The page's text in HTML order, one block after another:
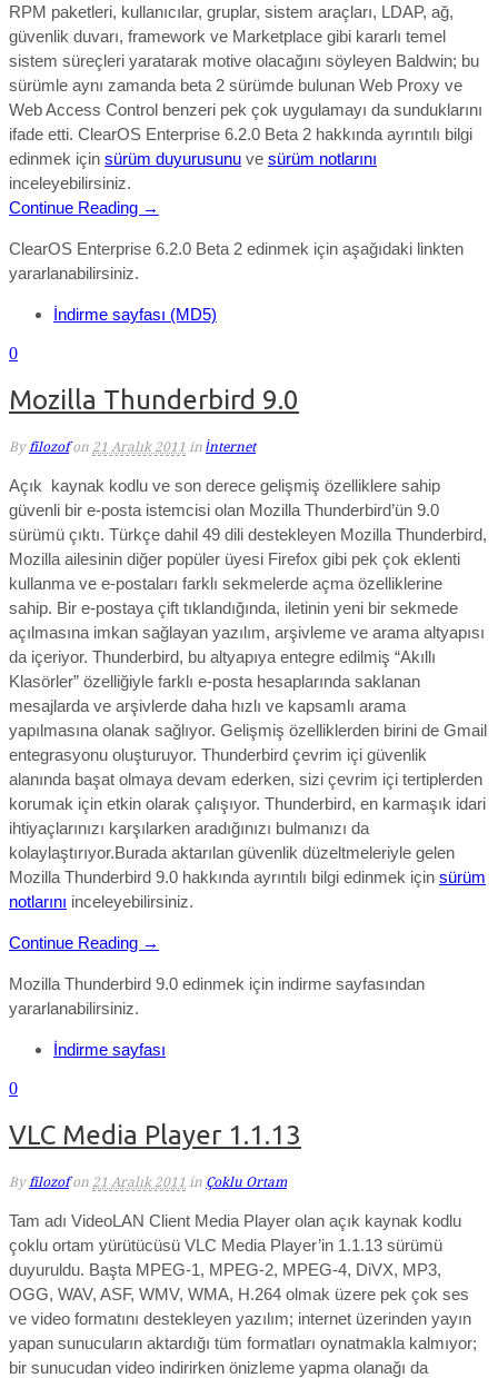
RPM paketleri, kullanıcılar, gruplar, sistem araçları, LDAP, ağ,
güvenlik duvarı, framework ve Marketplace gibi kararlı temel
sistem süreçleri yaratarak motive olacağını söyleyen Baldwin; bu
sürümle aynı zamanda beta 2 sürümde bulunan Web Proxy ve
Web Access Control benzeri pek çok uygulamayı da sunduklarını
ifade etti. ClearOS Enterprise 6.2.0 Beta 2 hakkında ayrıntılı bilgi
edinmek için sürüm duyurusunu ve sürüm notlarını
inceleyebilirsiniz.
Continue Reading →
ClearOS Enterprise 6.2.0 Beta 2 edinmek için aşağıdaki linkten
yararlanabilirsiniz.
İndirme sayfası (MD5)
0
Mozilla Thunderbird 9.0
By filozof on 21 Aralık 2011 in İnternet
Açık kaynak kodlu ve son derece gelişmiş özelliklere sahip
güvenli bir e-posta istemcisi olan Mozilla Thunderbird’ün 9.0
sürümü çıktı. Türkçe dahil 49 dili destekleyen Mozilla Thunderbird,
Mozilla ailesinin diğer popüler üyesi Firefox gibi pek çok eklenti
kullanma ve e-postaları farklı sekmelerde açma özelliklerine
sahip. Bir e-postaya çift tıklandığında, iletinin yeni bir sekmede
açılmasına imkan sağlayan yazılım, arşivleme ve arama altyapısı
da içeriyor. Thunderbird, bu altyapıya entegre edilmiş “Akıllı
Klasörler” özelliğiyle farklı e-posta hesaplarında saklanan
mesajlarda ve arşivlerde daha hızlı ve kapsamlı arama
yapılmasına olanak sağlıyor. Gelişmiş özelliklerden birini de Gmail
entegrasyonu oluşturuyor. Thunderbird çevrim içi güvenlik
alanında başat olmaya devam ederken, sizi çevrim içi tertiplerden
korumak için etkin olarak çalışıyor. Thunderbird, en karmaşık idari
ihtiyaçlarınızı karşılarken aradığınızı bulmanızı da
kolaylaştırıyor.Burada aktarılan güvenlik düzeltmeleriyle gelen
Mozilla Thunderbird 9.0 hakkında ayrıntılı bilgi edinmek için sürüm
notlarını inceleyebilirsiniz.
Continue Reading →
Mozilla Thunderbird 9.0 edinmek için indirme sayfasından
yararlanabilirsiniz.
İndirme sayfası
0
VLC Media Player 1.1.13
By filozof on 21 Aralık 2011 in Çoklu Ortam
Tam adı VideoLAN Client Media Player olan açık kaynak kodlu
çoklu ortam yürütücüsü VLC Media Player’in 1.1.13 sürümü
duyuruldu. Başta MPEG-1, MPEG-2, MPEG-4, DiVX, MP3,
OGG, WAV, ASF, WMV, WMA, H.264 olmak üzere pek çok ses
ve video formatını destekleyen yazılım; internet üzerinden yayın
yapan sunucuların aktardığı tüm formatları oynatmakla kalmıyor;
bir sunucudan video indirirken önizleme yapma olanağı da